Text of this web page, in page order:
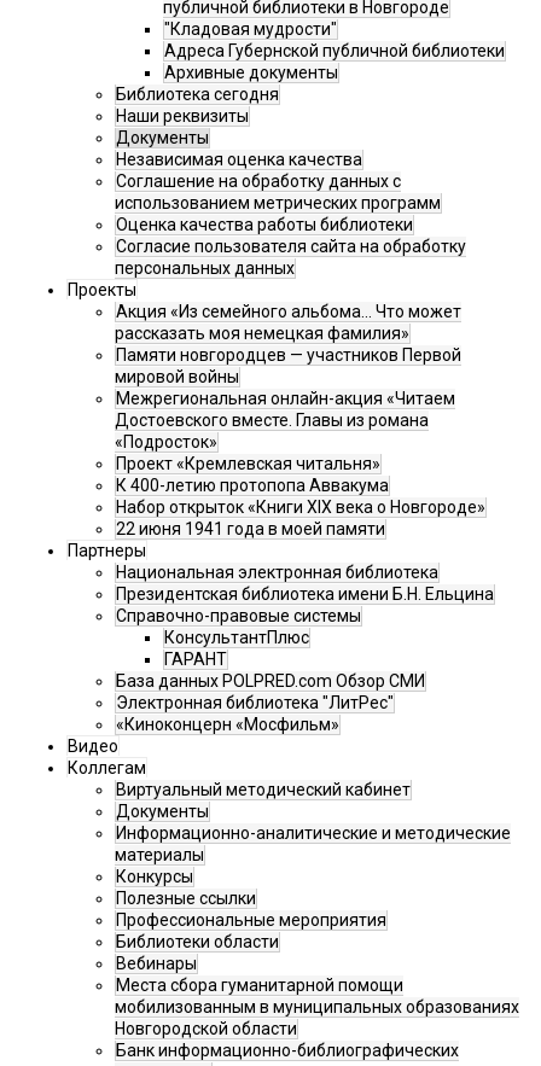
публичной библиотеки в Новгороде
"Кладовая мудрости"
Адреса Губернской публичной библиотеки
Архивные документы
Библиотека сегодня
Наши реквизиты
Документы
Независимая оценка качества
Соглашение на обработку данных с
использованием метрических программ
Оценка качества работы библиотеки
Согласие пользователя сайта на обработку
персональных данных
Проекты
Акция «Из семейного альбома... Что может
рассказать моя немецкая фамилия»
Памяти новгородцев — участников Первой
мировой войны
Межрегиональная онлайн-акция «Читаем
Достоевского вместе. Главы из романа
«Подросток»
Проект «Кремлевская читальня»
К 400-летию протопопа Аввакума
Набор открыток «Книги XIX века о Новгороде»
22 июня 1941 года в моей памяти
Партнеры
Национальная электронная библиотека
Президентская библиотека имени Б.Н. Ельцина
Справочно-правовые системы
КонсультантПлюс
ГАРАНТ
База данных POLPRED.com Обзор СМИ
Электронная библиотека "ЛитРес"
«Киноконцерн «Мосфильм»
Видео
Коллегам
Виртуальный методический кабинет
Документы
Информационно-аналитические и методические
материалы
Конкурсы
Полезные ссылки
Профессиональные мероприятия
Библиотеки области
Вебинары
Места сбора гуманитарной помощи
мобилизованным в муниципальных образованиях
Новгородской области
Банк информационно-библиографических